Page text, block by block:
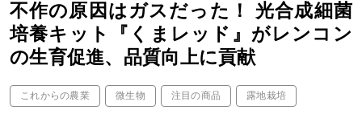
不作の原因はガスだった！ 光合成細菌
培養キット『くまレッド』がレンコン
の生育促進、品質向上に貢献
これからの農業 微生物 注目の商品 露地栽培